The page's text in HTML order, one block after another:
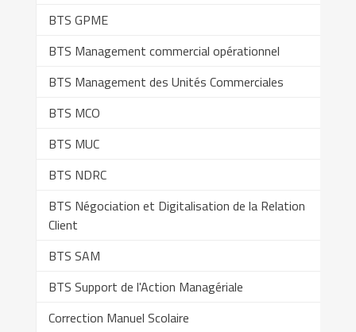
BTS GPME
BTS Management commercial opérationnel
BTS Management des Unités Commerciales
BTS MCO
BTS MUC
BTS NDRC
BTS Négociation et Digitalisation de la Relation
Client
BTS SAM
BTS Support de l'Action Managériale
Correction Manuel Scolaire